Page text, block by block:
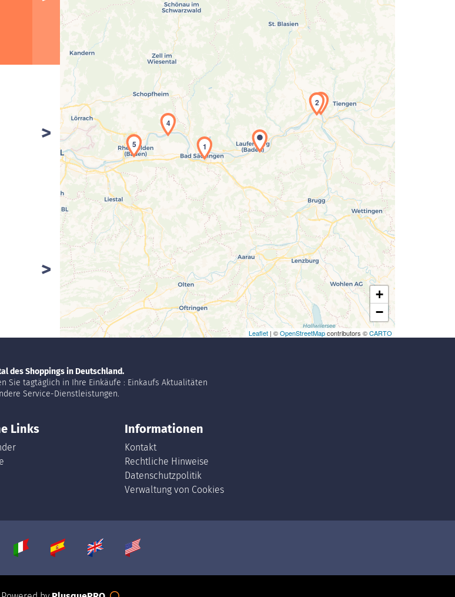
Laden der Karte...
1
23
4
5
+
−
Leaflet | ©OpenStreetMapcontributors ©CARTO
des Shoppings in Deutschland.
Sie tagtäglich in Ihre Einkäufe : Einkaufs Aktualitäten
Service-Dienstleistungen.
Links Informationen
Kontakt
Rechtliche Hinweise
Datenschutzpolitik
Verwaltung von Cookies